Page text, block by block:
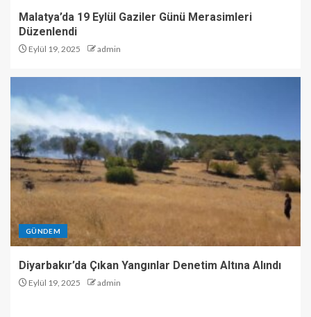
Malatya’da 19 Eylül Gaziler Günü Merasimleri
Düzenlendi
Eylül 19, 2025 admin
GÜNDEM
Diyarbakır’da Çıkan Yangınlar Denetim Altına Alındı
Eylül 19, 2025 admin